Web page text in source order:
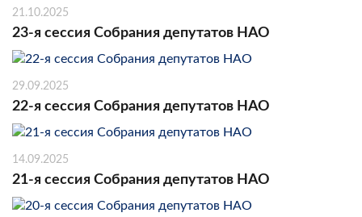
21.10.2025
23-я сессия Собрания депутатов НАО
29.09.2025
22-я сессия Собрания депутатов НАО
14.09.2025
21-я сессия Собрания депутатов НАО